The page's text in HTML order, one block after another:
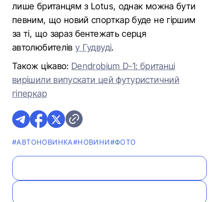
лише британцям з Lotus, однак можна бути
певним, що новий спорткар буде не гіршим
за ті, що зараз бентежать серця
автолюбителіву Гудвуді.
Також цікаво: Dendrobium D-1: британці
вирішили випускати цей футуристичний
гіперкар
#АВТОНОВИНКА#НОВИНИ#ФОТО